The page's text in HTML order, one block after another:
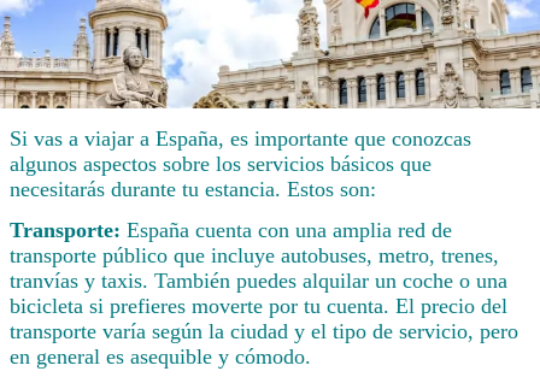
Si vas a viajar a España, es importante que conozcas
algunos aspectos sobre los servicios básicos que
necesitarás durante tu estancia. Estos son:
Transporte: España cuenta con una amplia red de
transporte público que incluye autobuses, metro, trenes,
tranvías y taxis. También puedes alquilar un coche o una
bicicleta si prefieres moverte por tu cuenta. El precio del
transporte varía según la ciudad y el tipo de servicio, pero
en general es asequible y cómodo.